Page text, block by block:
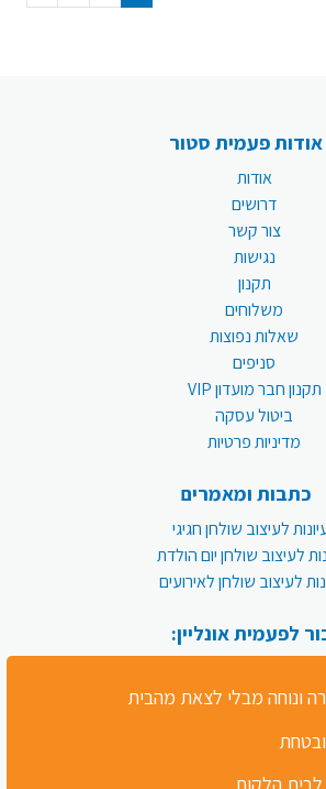
אודות פעמית סטור
אודות
דרושים
צור קשר
נגישות
תקנון
משלוחים
שאלות נפוצות
סניפים
תקנון חבר מועדון VIP
ביטול עסקה
מדיניות פרטיות
כתבות ומאמרים
לעיצוב שולחן חגיגי
לעיצוב שולחן יום הולדת
לעיצוב שולחן לאירועים
ונוחה מבלי לצאת מהבית
הלקוח